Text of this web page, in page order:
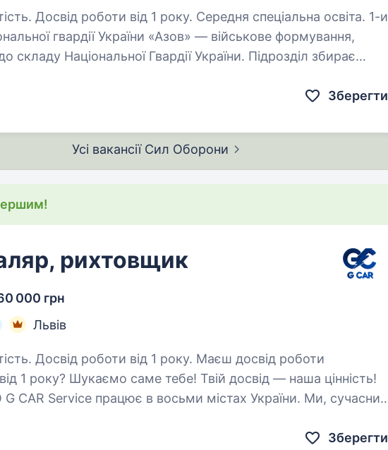
Досвід роботи від 1 року. Середня спеціальна освіта. 1-ий
гвардії України «Азов» — військове формування,
складу Національної Гвардії України. Підрозділ збирає
Зберегти
Усі вакансії Сил Оборони
рихтовщик
000 грн
Львів
роботи від 1 року. Маєш досвід роботи
1 року? Шукаємо саме тебе! Твій досвід — наша цінність!
CAR Service працює в восьми містах України. Ми, сучасний
Зберегти